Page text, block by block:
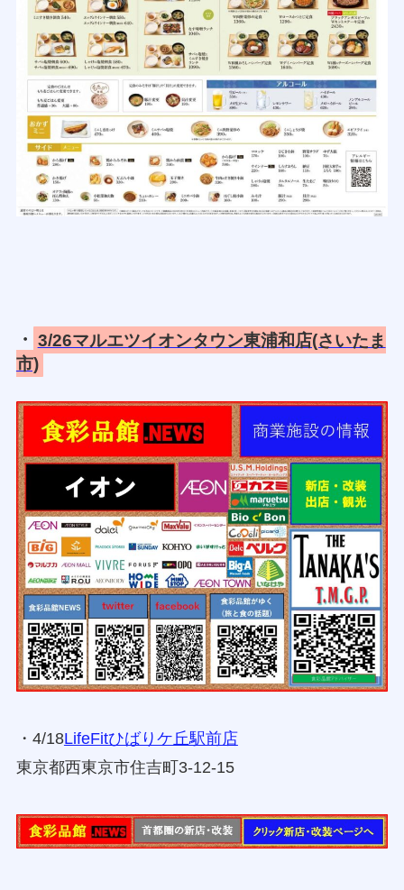
・ 3/26マルエツイオンタウン東浦和店(さいたま
市)
・4/18LifeFitひばりケ丘駅前店
東京都西東京市住吉町3-12-15